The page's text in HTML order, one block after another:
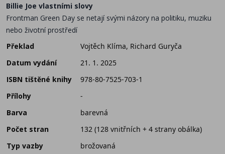
Billie Joe vlastními slovy
Frontman Green Day se netají svými názory na politiku, muziku
nebo životní prostředí
Překlad
Vojtěch Klíma, Richard Guryča
Datum vydání
21. 1. 2025
ISBN tištěné knihy
978-80-7525-703-1
Přílohy
-
Barva
barevná
Počet stran
132 (128 vnitřních + 4 strany obálka)
Typ vazby
brožovaná